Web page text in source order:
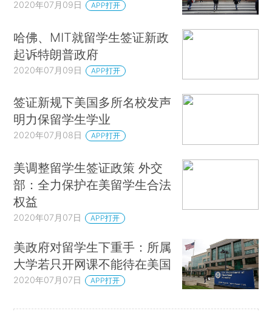
2020年07月09日 APP打开
哈佛、MIT就留学生签证新政
起诉特朗普政府
2020年07月09日 APP打开
签证新规下美国多所名校发声
明力保留学生学业
2020年07月08日 APP打开
美调整留学生签证政策 外交
部：全力保护在美留学生合法
权益
2020年07月07日 APP打开
美政府对留学生下重手：所属
大学若只开网课不能待在美国
2020年07月07日 APP打开